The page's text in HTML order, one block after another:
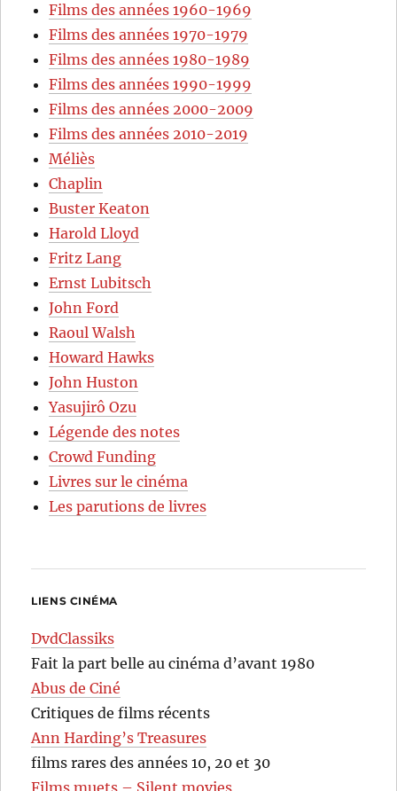
Films des années 1960-1969
Films des années 1970-1979
Films des années 1980-1989
Films des années 1990-1999
Films des années 2000-2009
Films des années 2010-2019
Méliès
Chaplin
Buster Keaton
Harold Lloyd
Fritz Lang
Ernst Lubitsch
John Ford
Raoul Walsh
Howard Hawks
John Huston
Yasujirô Ozu
Légende des notes
Crowd Funding
Livres sur le cinéma
Les parutions de livres
LIENS CINÉMA
DvdClassiks
Fait la part belle au cinéma d’avant 1980
Abus de Ciné
Critiques de films récents
Ann Harding’s Treasures
films rares des années 10, 20 et 30
Films muets – Silent movies